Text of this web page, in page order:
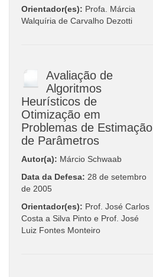
Orientador(es): Profa. Márcia
Walquíria de Carvalho Dezotti
Avaliação de
Algoritmos
Heurísticos de
Otimização em
Problemas de Estimação
de Parâmetros
Autor(a): Márcio Schwaab
Data da Defesa: 28 de setembro
de 2005
Orientador(es): Prof. José Carlos
Costa a Silva Pinto e Prof. José
Luiz Fontes Monteiro